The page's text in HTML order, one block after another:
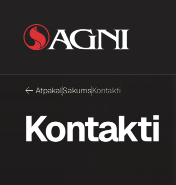
AtpakaļSākumsKontakti
Kontakti